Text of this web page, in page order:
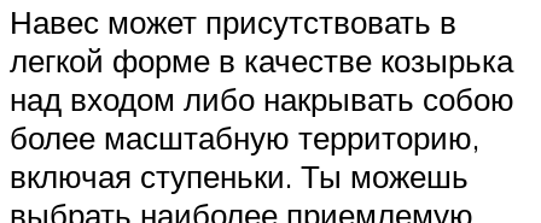
Навес может присутствовать в
легкой форме в качестве козырька
над входом либо накрывать собою
более масштабную территорию,
включая ступеньки. Ты можешь
выбрать наиболее приемлемую